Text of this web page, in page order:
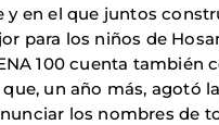
y en el que juntos
para los niños de
100 cuenta también
un año más, agotó
los nombres de